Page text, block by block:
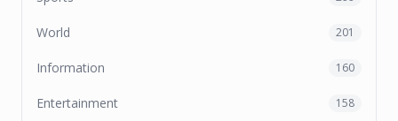
World 201
Information 160
Entertainment 158